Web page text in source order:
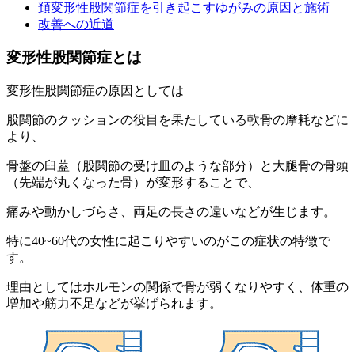
頚変形性股関節症を引き起こすゆがみの原因と施術
改善への近道
変形性股関節症とは
変形性股関節症の原因としては
股関節のクッションの役目を果たしている軟骨の摩耗などに
より、
骨盤の臼蓋（股関節の受け皿のような部分）と大腿骨の骨頭
（先端が丸くなった骨）が変形することで、
痛みや動かしづらさ、両足の長さの違いなどが生じます。
特に40~60代の女性に起こりやすいのがこの症状の特徴で
す。
理由としてはホルモンの関係で骨が弱くなりやすく、体重の
増加や筋力不足などが挙げられます。